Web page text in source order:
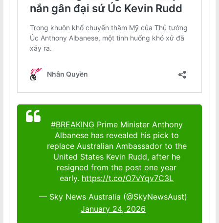
#BREAKING Prime Minister Anthony
Albanese has revealed his pick to
replace Australian Ambassador to the
United States Kevin Rudd, after he
resigned from the post one year
early. https://t.co/O7vYqv7C3L
— Sky News Australia (@SkyNewsAust)
January 24, 2026